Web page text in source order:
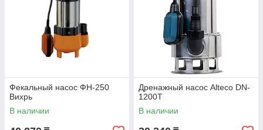
Фекальный насос ФН-250
Вихрь
В наличии
Дренажный насос Alteco DN-
1200T
В наличии